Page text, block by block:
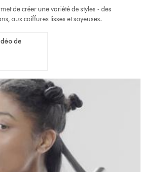
de créer une variété de styles - des
aux coiffures lisses et soyeuses.
de